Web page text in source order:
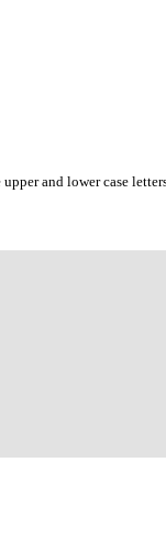
and lower case